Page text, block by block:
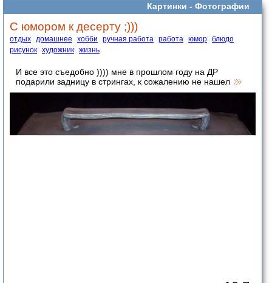
Картинки - Фотографии
С юмором к десерту ;)))
отдых домашнее хобби ручная работа работа юмор блюдо
рисунок художник жизнь
И все это съедобно )))) мне в прошлом году на ДР
подарили задницу в стрингах, к сожалению не нашел